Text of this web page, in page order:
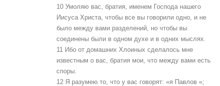
10 Умоляю вас, братия, именем Господа нашего
Иисуса Христа, чтобы все вы говорили одно, и не
было между вами разделений, но чтобы вы
соединены были в одном духе и в одних мыслях.
11 Ибо от домашних Хлоиных сделалось мне
известным о вас, братия мои, что между вами есть
споры.
12 Я разумею то, что у вас говорят: «я Павлов «;